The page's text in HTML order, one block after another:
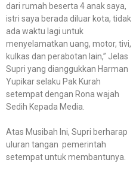
dari rumah beserta 4 anak saya,
istri saya berada diluar kota, tidak
ada waktu lagi untuk
menyelamatkan uang, motor, tivi,
kulkas dan perabotan lain,” Jelas
Supri yang dianggukkan Harman
Yupikar selaku Pak Kurah
setempat dengan Rona wajah
Sedih Kepada Media.
Atas Musibah Ini, Supri berharap
uluran tangan pemerintah
setempat untuk membantunya.